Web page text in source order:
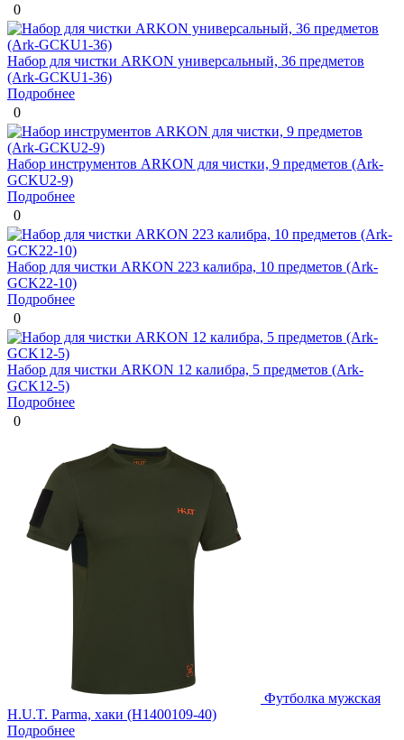
0
Набор для чистки ARKON универсальный, 36 предметов
(Ark-GCKU1-36)
Подробнее
0
Набор инструментов ARKON для чистки, 9 предметов (Ark-
GCKU2-9)
Подробнее
0
Набор для чистки ARKON 223 калибра, 10 предметов (Ark-
GCK22-10)
Подробнее
0
Набор для чистки ARKON 12 калибра, 5 предметов (Ark-
GCK12-5)
Подробнее
0
Футболка мужская
H.U.T. Parma, хаки (H1400109-40)
Подробнее